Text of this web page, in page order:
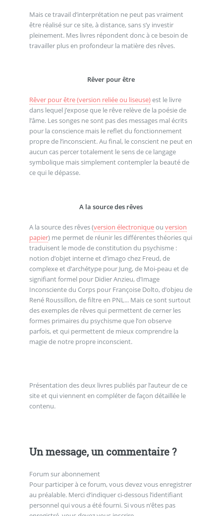
Mais ce travail d’interprétation ne peut pas vraiment
être réalisé sur ce site, à distance, sans s’y investir
pleinement. Mes livres répondent donc à ce besoin de
travailler plus en profondeur la matière des rêves.
Rêver pour être
Rêver pour être (version reliée ou liseuse)est le livre
dans lequel j’expose que le rêve relève de la poésie de
l’âme. Les songes ne sont pas des messages mal écrits
pour la conscience mais le reflet du fonctionnement
propre de l’inconscient. Au final, le conscient ne peut en
aucun cas percer totalement le sens de ce langage
symbolique mais simplement contempler la beauté de
ce qui le dépasse.
A la source des rêves
A la source des rêves (version électroniqueou version
papier) me permet de réunir les différentes théories qui
traduisent le mode de constitution du psychisme :
notion d’objet interne et d’imago chez Freud, de
complexe et d’archétype pour Jung, de Moi-peau et de
signifiant formel pour Didier Anzieu, d’Image
Inconsciente du Corps pour Françoise Dolto, d’objeu de
René Roussillon, de filtre en PNL... Mais ce sont surtout
des exemples de rêves qui permettent de cerner les
formes primaires du psychisme que l’on observe
parfois, et qui permettent de mieux comprendre la
magie de notre propre inconscient.
Présentation des deux livres publiés par l’auteur de ce
site et qui viennent en compléter de façon détaillée le
contenu.
Un message, un commentaire ?
Forum sur abonnement
Pour participer à ce forum, vous devez vous enregistrer
au préalable. Merci d’indiquer ci-dessous l’identifiant
personnel qui vous a été fourni. Si vous n’êtes pas